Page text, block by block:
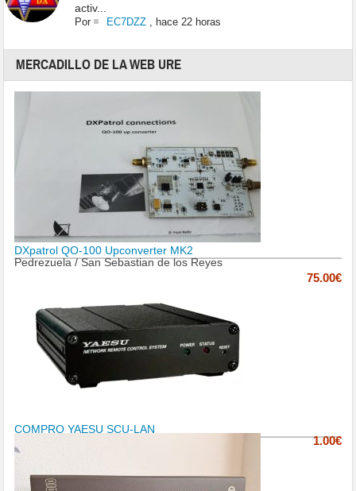
activ...
Por EC7DZZ, hace 22 horas
MERCADILLO DE LA WEB URE
DXpatrol QO-100 Upconverter MK2
Pedrezuela / San Sebastian de los Reyes
75.00€
COMPRO YAESU SCU-LAN
1.00€